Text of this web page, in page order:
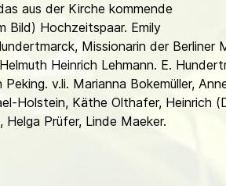
aus der Kirche kommende
Bild) Hochzeitspaar. Emily
Missionarin der Berliner
Heinrich Leh­mann. E.
v.li. Marianna Bokemüller,
Holstein, Käthe Olthafer, Heinrich
Helga Prüfer, Linde Maeker.